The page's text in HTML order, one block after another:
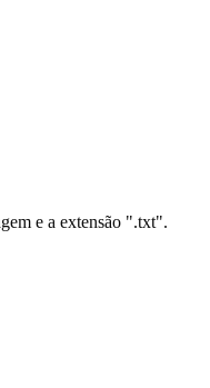
e a extensão ".txt".